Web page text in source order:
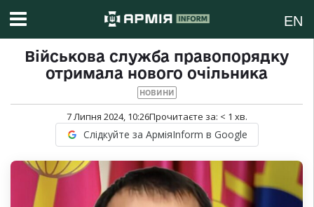
EN
Військова служба правопорядку
отримала нового очільника
НОВИНИ
7 Липня 2024, 10:26Прочитаєте за: < 1 хв.
Слідкуйте за АрміяInform в Google